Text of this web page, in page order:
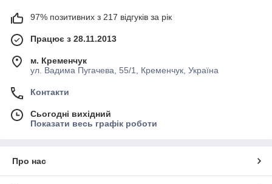
97% позитивних з 217 відгуків за рік
Працює з 28.11.2013
м. Кременчук
ул. Вадима Пугачева, 55/1, Кременчук, Україна
Контакти
Сьогодні вихідний
Показати весь графік роботи
Про нас